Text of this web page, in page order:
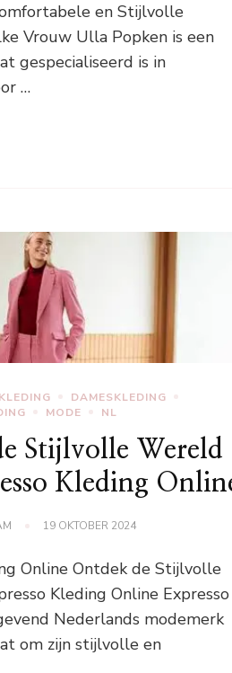
en Stijlvolle
Vrouw Ulla Popken is een
gespecialiseerd is in
…
DAMESKLEDING
MODE NL
Stijlvolle Wereld
Kleding
19 OKTOBER 2024
Online Ontdek de Stijlvolle
Kleding Online Expresso
Nederlands modemerk
om zijn stijlvolle en